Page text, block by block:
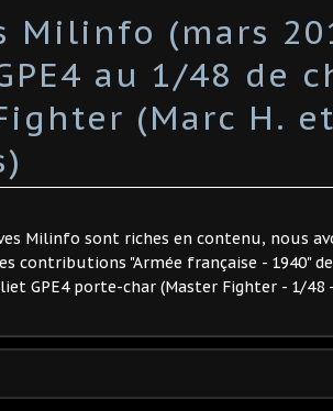
Milinfo (mars
au 1/48 de
(Marc H.
Milinfo sont riches en contenu, nous
contributions "Armée française - 1940"
GPE4 porte-char (Master Fighter - 1/48